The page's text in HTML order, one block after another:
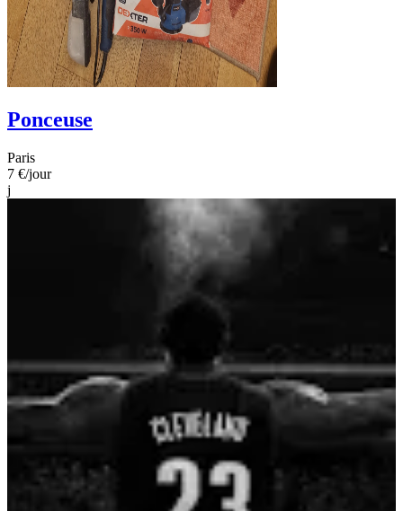
Ponceuse
Paris
7 €/jour
j